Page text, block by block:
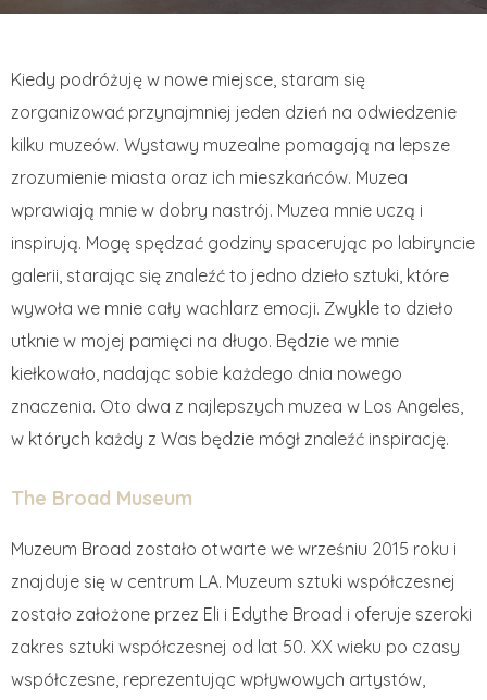
Kiedy podróżuję w nowe miejsce, staram się
zorganizować przynajmniej jeden dzień na odwiedzenie
kilku muzeów. Wystawy muzealne pomagają na lepsze
zrozumienie miasta oraz ich mieszkańców. Muzea
wprawiają mnie w dobry nastrój. Muzea mnie uczą i
inspirują. Mogę spędzać godziny spacerując po labiryncie
galerii, starając się znaleźć to jedno dzieło sztuki, które
wywoła we mnie cały wachlarz emocji. Zwykle to dzieło
utknie w mojej pamięci na długo. Będzie we mnie
kiełkowało, nadając sobie każdego dnia nowego
znaczenia. Oto dwa z najlepszych muzea w Los Angeles,
w których każdy z Was będzie mógł znaleźć inspirację.
The Broad Museum
Muzeum Broad zostało otwarte we wrześniu 2015 roku i
znajduje się w centrum LA. Muzeum sztuki współczesnej
zostało założone przez Eli i Edythe Broad i oferuje szeroki
zakres sztuki współczesnej od lat 50. XX wieku po czasy
współczesne, reprezentując wpływowych artystów,